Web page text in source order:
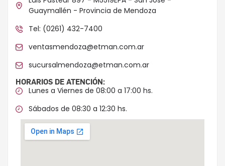
Guaymallén - Provincia de Mendoza
Tel: (0261) 432-7400
ventasmendoza@etman.com.ar
sucursalmendoza@etman.com.ar
HORARIOS DE ATENCIÓN:
Lunes a Viernes de 08:00 a 17:00 hs.
Sábados de 08:30 a 12:30 hs.